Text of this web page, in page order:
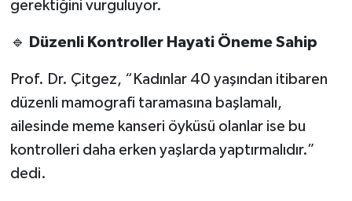
gerektiğini vurguluyor.
🔹 Düzenli Kontroller Hayati Öneme Sahip
Prof. Dr. Çitgez, “Kadınlar 40 yaşından itibaren
düzenli mamografi taramasına başlamalı,
ailesinde meme kanseri öyküsü olanlar ise bu
kontrolleri daha erken yaşlarda yaptırmalıdır.”
dedi.